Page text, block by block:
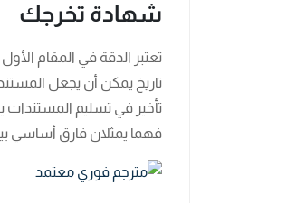
شهادة تخرجك
تعتبر الدقة في المقام
تاريخ يمكن أن يجعل
تأخير في تسليم المستندات
فهما يمثلان فارق أساسي